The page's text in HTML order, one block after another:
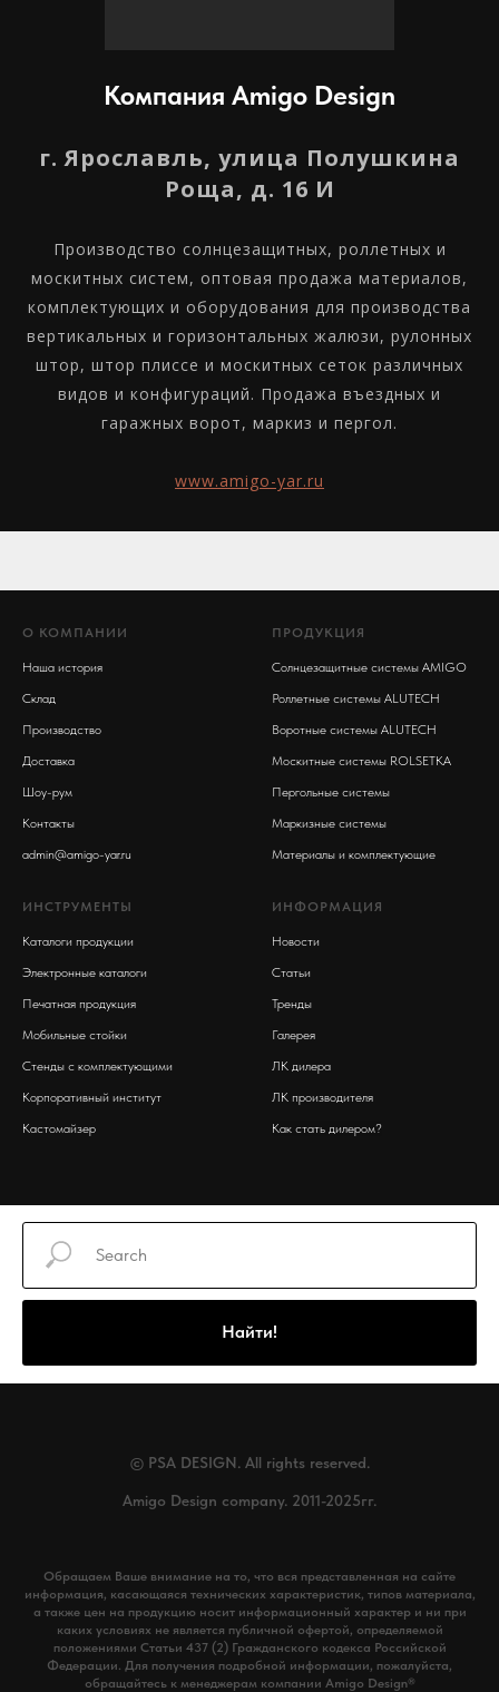
Компания Amigo Design
г. Ярославль, улица Полушкина
Роща, д. 16 И
Производство солнцезащитных, роллетных и
москитных систем, оптовая продажа материалов,
комплектующих и оборудования для производства
вертикальных и горизонтальных жалюзи, рулонных
штор, штор плиссе и москитных сеток различных
видов и конфигураций. Продажа въездных и
гаражных ворот, маркиз и пергол.
www.amigo-yar.ru
О КОМПАНИИ
Наша история
Склад
Производство
Доставка
Шоу-рум
Контакты
admin@amigo-yar.ru
ПРОДУКЦИЯ
Солнцезащитные системы AMIGO
Роллетные системы ALUTECH
Воротные системы ALUTECH
Москитные системы ROLSETKA
Пергольные системы
Маркизные системы
Материалы и комплектующие
ИНСТРУМЕНТЫ
Каталоги продукции
Электронные каталоги
Печатная продукция
Мобильные стойки
Стенды с комплектующими
Корпоративный институт
Кастомайзер
ИНФОРМАЦИЯ
Новости
Статьи
Тренды
Галерея
ЛК дилера
ЛК производителя
Как стать дилером?
Найти!
© PSA DESIGN. All rights reserved.
Amigo Design company. 2011-2025гг.
Обращаем Ваше внимание на то, что вся представленная на сайте
информация, касающаяся технических характеристик, типов материала,
а также цен на продукцию носит информационный характер и ни при
каких условиях не является публичной офертой, определяемой
положениями Статьи 437 (2) Гражданского кодекса Российской
Федерации. Для получения подробной информации, пожалуйста,
обращайтесь к менеджерам компании Amigo Design®